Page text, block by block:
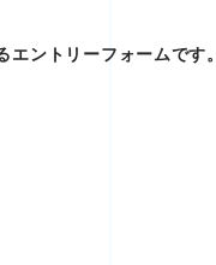
エントリーフォームです。